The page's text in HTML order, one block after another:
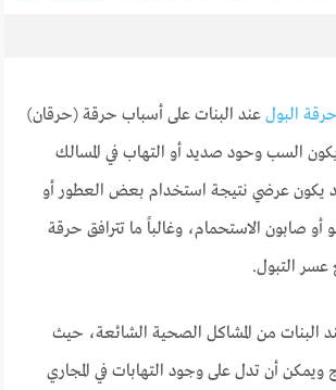
البول عند البنات على أسباب حرقة (حرقان)
السب وحود صديد أو التهاب في المسالك
وقد يكون عرضي نتيجة استخدام بعض العطور أو
أو صابون الاستحمام، وغالباً ما تترافق حرقة
عسر التبول.
البنات من المشاكل الصحية الشائعة، حيث
ويمكن أن تدل على وجود التهابات في المجاري